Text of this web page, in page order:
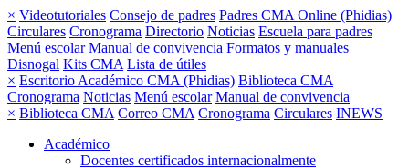
× Videotutoriales Consejo de padres Padres CMA Online (Phidias)
Circulares Cronograma Directorio Noticias Escuela para padres
Menú escolar Manual de convivencia Formatos y manuales
Disnogal Kits CMA Lista de útiles
× Escritorio Académico CMA (Phidias) Biblioteca CMA
Cronograma Noticias Menú escolar Manual de convivencia
× Biblioteca CMA Correo CMA Cronograma Circulares INEWS
Académico
Docentes certificados internacionalmente